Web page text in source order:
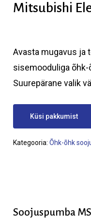
Mitsubishi
Avasta mugavus ja
sisemooduliga
Suurepärane valik
Küsi pakkumist
Kategooria: Õhk-õhk
Soojuspumba